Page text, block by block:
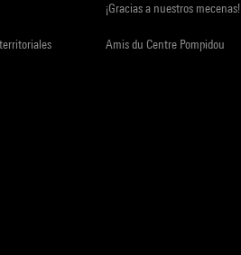
¡Gracias a nuestros mecenas!
Amis du Centre Pompidou